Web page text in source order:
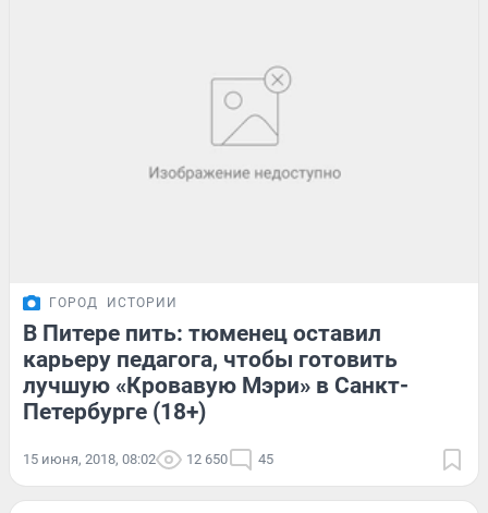
ГОРОД ИСТОРИИ
В Питере пить: тюменец оставил
карьеру педагога, чтобы готовить
лучшую «Кровавую Мэри» в Санкт-
Петербурге (18+)
15 июня, 2018, 08:02 12 650 45